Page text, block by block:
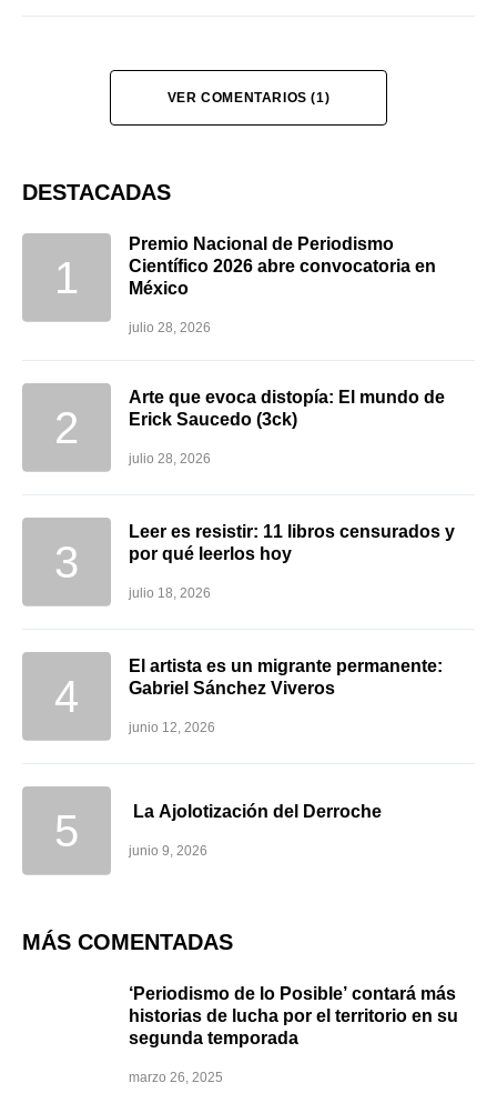
VER COMENTARIOS (1)
DESTACADAS
Premio Nacional de Periodismo
Científico 2026 abre convocatoria en
México
julio 28, 2026
Arte que evoca distopía: El mundo de
Erick Saucedo (3ck)
julio 28, 2026
Leer es resistir: 11 libros censurados y
por qué leerlos hoy
julio 18, 2026
El artista es un migrante permanente:
Gabriel Sánchez Viveros
junio 12, 2026
La Ajolotización del Derroche
junio 9, 2026
MÁS COMENTADAS
‘Periodismo de lo Posible’ contará más
historias de lucha por el territorio en su
segunda temporada
marzo 26, 2025